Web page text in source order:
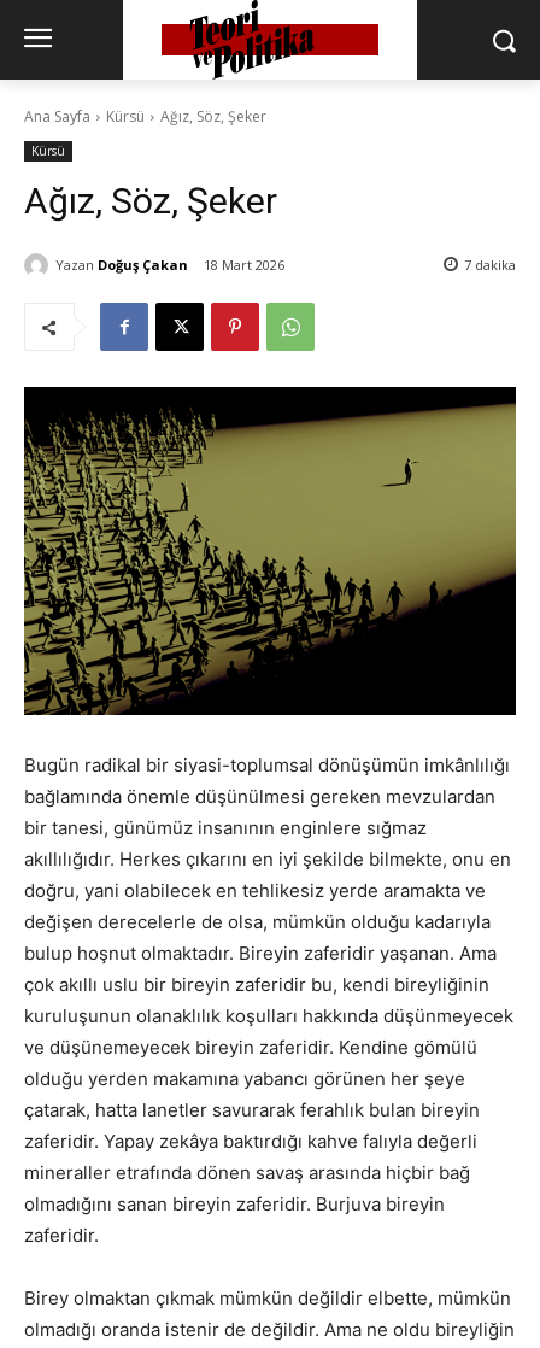
Ana Sayfa Kürsü Ağız, Söz, Şeker
Kürsü
Ağız, Söz, Şeker
Yazan Doğuş Çakan 18 Mart 2026 7 dakika
Bugün radikal bir siyasi-toplumsal dönüşümün imkânlılığı
bağlamında önemle düşünülmesi gereken mevzulardan
bir tanesi, günümüz insanının enginlere sığmaz
akıllılığıdır. Herkes çıkarını en iyi şekilde bilmekte, onu en
doğru, yani olabilecek en tehlikesiz yerde aramakta ve
değişen derecelerle de olsa, mümkün olduğu kadarıyla
bulup hoşnut olmaktadır. Bireyin zaferidir yaşanan. Ama
çok akıllı uslu bir bireyin zaferidir bu, kendi bireyliğinin
kuruluşunun olanaklılık koşulları hakkında düşünmeyecek
ve düşünemeyecek bireyin zaferidir. Kendine gömülü
olduğu yerden makamına yabancı görünen her şeye
çatarak, hatta lanetler savurarak ferahlık bulan bireyin
zaferidir. Yapay zekâya baktırdığı kahve falıyla değerli
mineraller etrafında dönen savaş arasında hiçbir bağ
olmadığını sanan bireyin zaferidir. Burjuva bireyin
zaferidir.
Birey olmaktan çıkmak mümkün değildir elbette, mümkün
olmadığı oranda istenir de değildir. Ama ne oldu bireyliğin